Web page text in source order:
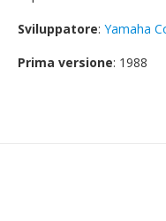
Sviluppatore: Yamaha
Prima versione: 1988